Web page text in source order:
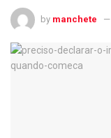
by manchete